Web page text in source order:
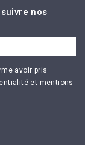
nos
avoir pris
et mentions